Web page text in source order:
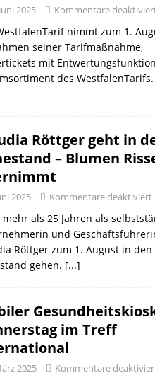
2025 Kommentare
nimmt zum 1.
seiner Tarifmaßnahme,
mit
des WestfalenTarifs.
Röttger geht in
– Blumen
2025 Kommentare deaktiviert
mehr als 25 Jahren als
und
Röttger zum 1. August in den
gehen. [...]
im Treff
2025 Kommentare